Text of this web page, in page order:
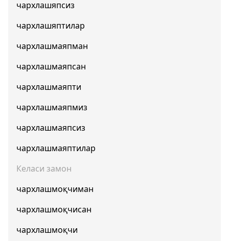
чархлашяпсиз
чархлашяптилар
чархлашмаяпман
чархлашмаяпсан
чархлашмаяпти
чархлашмаяпмиз
чархлашмаяпсиз
чархлашмаяптилар
Келаси замон
чархлашмоқчиман
чархлашмоқчисан
чархлашмоқчи